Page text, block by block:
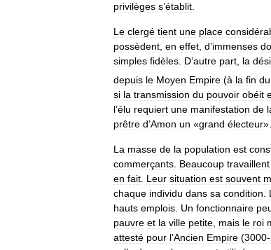
privilèges s’établit.
Le clergé tient une place
possèdent, en effet, d’immenses
simples fidèles. D’autre part, la
depuis le Moyen Empire (à la fin du
si la transmission du pouvoir obéit
l’élu requiert une manifestation de
prêtre d’Amon un «grand électeur».
La masse de la population est
commerçants Beaucoup travaillent
en fait Leur situation est souvent
chaque individu dans sa condition L
hauts emplois Un fonctionnaire
pauvre et la ville petite mais le roi
attesté pour l’Ancien Empire (3000-